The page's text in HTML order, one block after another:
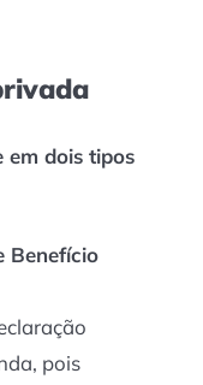
em dois tipos
Benefício
pois